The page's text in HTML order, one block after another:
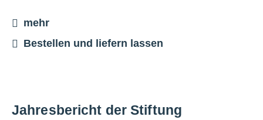
mehr
Bestellen und liefern lassen
Jahresbericht der Stiftung